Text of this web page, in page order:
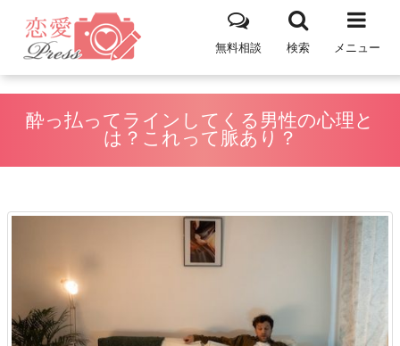
メニュー
検索
無料相談
酔っ払ってラインしてくる男性の心理と
は？これって脈あり？